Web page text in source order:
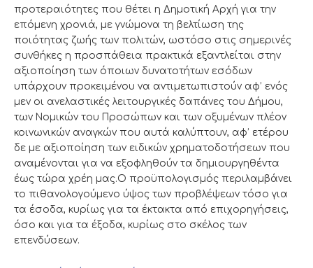
προτεραιότητες που θέτει η Δημοτική Αρχή για την
επόμενη χρονιά, με γνώμονα τη βελτίωση της
ποιότητας ζωής των πολιτών, ωστόσο στις σημερινές
συνθήκες η προσπάθεια πρακτικά εξαντλείται στην
αξιοποίηση των όποιων δυνατοτήτων εσόδων
υπάρχουν προκειμένου να αντιμετωπιστούν αφ’ ενός
μεν οι ανελαστικές λειτουργικές δαπάνες του Δήμου,
των Νομικών του Προσώπων και των οξυμένων πλέον
κοινωνικών αναγκών που αυτά καλύπτουν, αφ’ ετέρου
δε με αξιοποίηση των ειδικών χρηματοδοτήσεων που
αναμένονται για να εξοφληθούν τα δημιουργηθέντα
έως τώρα χρέη μας.Ο προϋπολογισμός περιλαμβάνει
το πιθανολογούμενο ύψος των προβλέψεων τόσο για
τα έσοδα, κυρίως για τα έκτακτα από επιχορηγήσεις,
όσο και για τα έξοδα, κυρίως στο σκέλος των
επενδύσεων.